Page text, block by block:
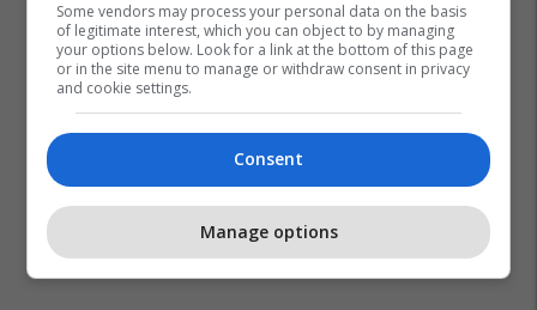
Some vendors may process your personal data on the basis
of legitimate interest, which you can object to by managing
your options below. Look for a link at the bottom of this page
or in the site menu to manage or withdraw consent in privacy
and cookie settings.
Consent
Manage options